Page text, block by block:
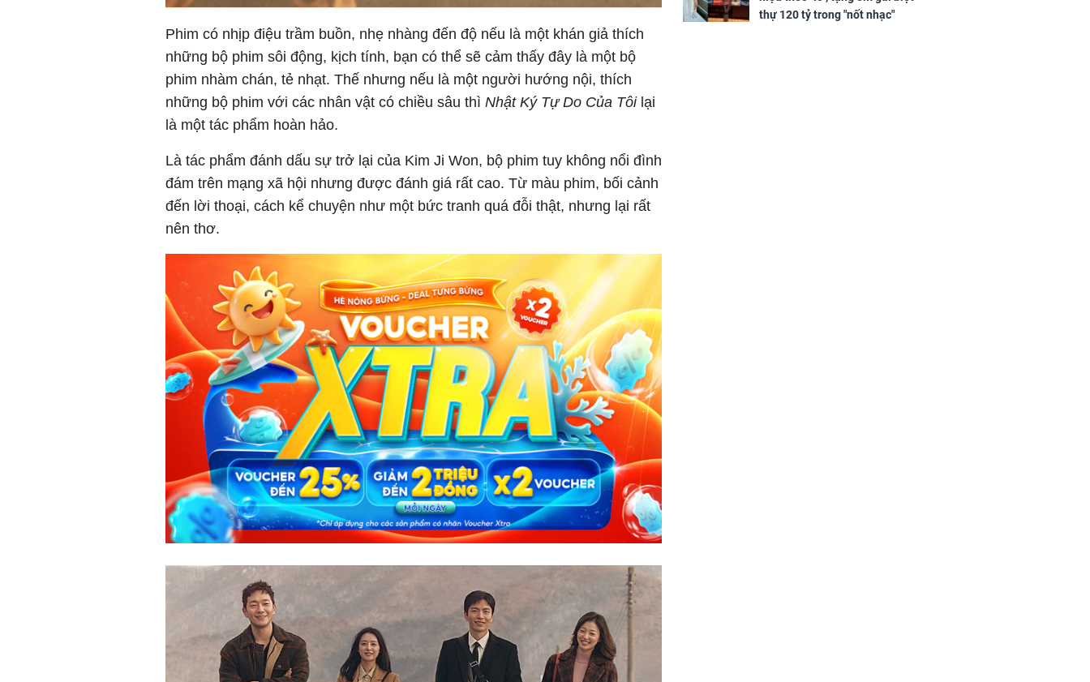
Phim có nhịp điệu trầm buồn, nhẹ nhàng đến độ nếu là một khán giả thích
những bộ phim sôi động, kịch tính, bạn có thể sẽ cảm thấy đây là một bộ
phim nhàm chán, tẻ nhạt. Thế nhưng nếu là một người hướng nội, thích
những bộ phim với các nhân vật có chiều sâu thì Nhật Ký Tự Do Của Tôilại
là một tác phẩm hoàn hảo.
Là tác phẩm đánh dấu sự trở lại của Kim Ji Won, bộ phim tuy không nổi đình
đám trên mạng xã hội nhưng được đánh giá rất cao. Từ màu phim, bối cảnh
đến lời thoại, cách kể chuyện như một bức tranh quá đỗi thật, nhưng lại rất
nên thơ.
thự 120 tỷ trong "nốt nhạc"